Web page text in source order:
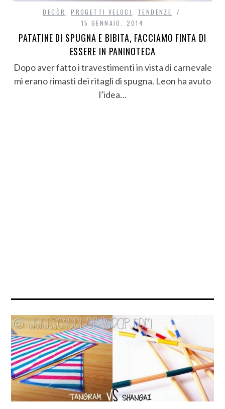
DECÒR ,PROGETTI VELOCI
TENDENZE
15 GENNAIO, 2014
PATATINE DI SPUGNA E BIBITA, FACCIAMO FINTA DI
ESSERE IN PANINOTECA
Dopo aver fatto i travestimenti in vista di carnevale
mi erano rimasti dei ritagli di spugna. Leon ha avuto
l’idea…